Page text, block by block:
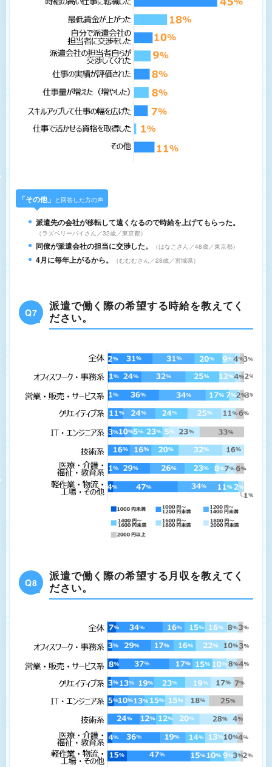
「その他」 と回答した方の声
派遣先の会社が移転して遠くなるので時給を上げてもらった。
ラズベリーパイさん／32歳／東京都
同僚が派遣会社の担当に交渉した。 はなこさん／48歳／東京都
4月に毎年上がるから。 むむむさん／28歳／宮城県
Q7
派遣で働く際の希望する時給を教えてく
ださい。
Q8
派遣で働く際の希望する月収を教えてく
ださい。